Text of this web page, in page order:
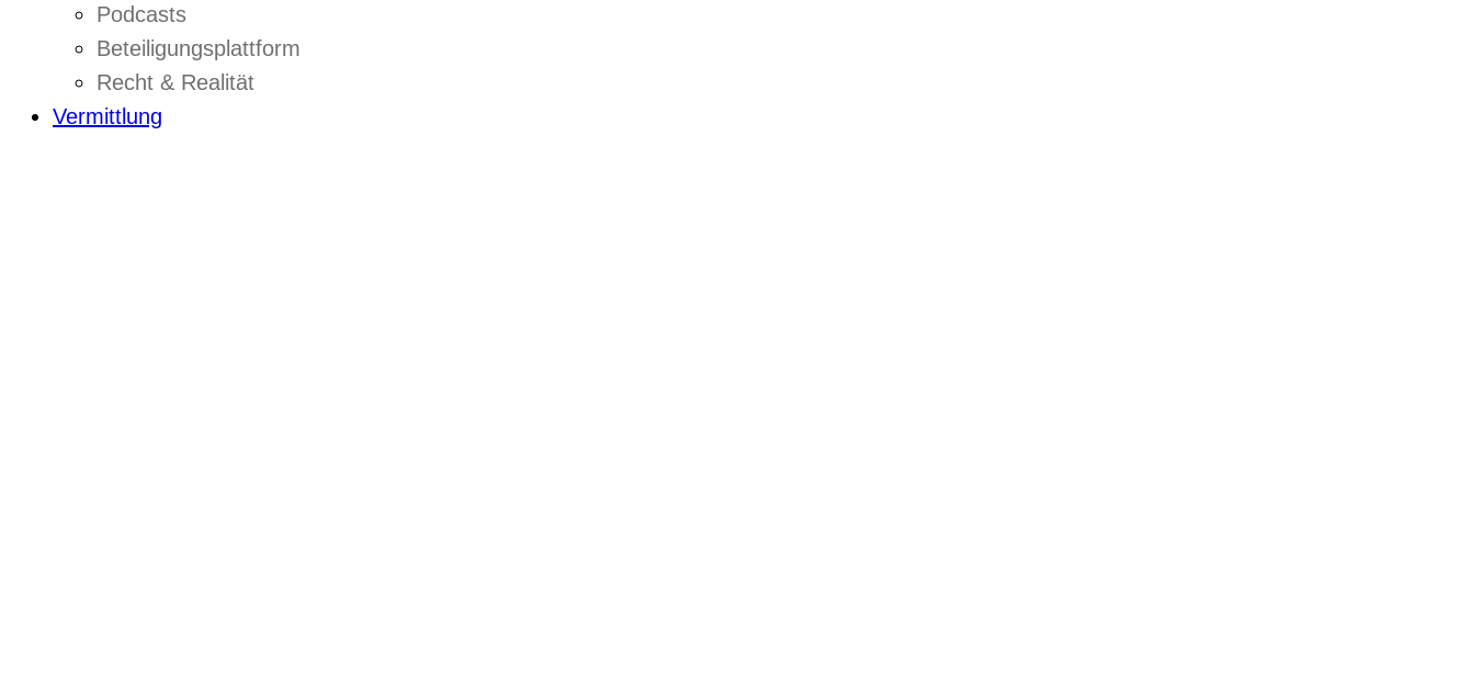
Podcasts
Beteiligungsplattform
Recht & Realität
Vermittlung